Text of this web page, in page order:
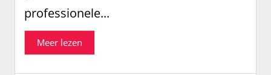
professionele...
Meer lezen